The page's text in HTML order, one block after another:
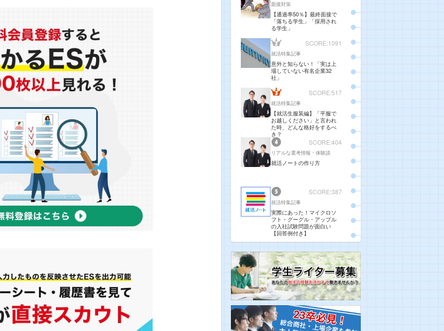
面接対策
【通過率50％】最終面接で
「落ちる学生」「採用され
る学生」
SCORE:1091
就活特集記事
意外と知らない！「実は上
場していない有名企業32
社」
SCORE:517
就活特集記事
【就活生服装編】「平服で
お越しください」と言われ
た時、どんな格好をするべ
き？
SCORE:404
リアルな選考情報・体験談
就活ノートの作り方
SCORE:387
就活特集記事
実際にあった！マイクロソ
フト・グーグル・アップル
の入社試験問題が面白い
【回答例付き】